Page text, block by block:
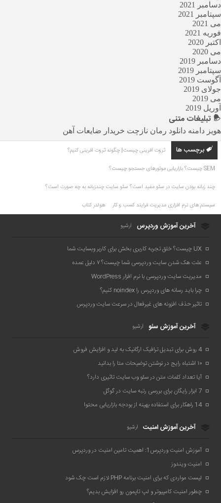
دسامبر 2021
سپتامبر 2021
می 2021
فوریه 2021
اکتبر 2020
می 2020
دسامبر 2019
سپتامبر 2019
آگوست 2019
جولای 2019
می 2019
آوریل 2019
تبلیغاتمتنی
هویز دامنه دانلود رمان نازچت خریدار ضایعات آهن
برچسب ها ثروت آفرینی چیست| چگونه ثروت آفرینی کنیم؟
SEM چیست؟ بازاریابی موتورهای جستجو چیست؟
چند زبانه بودن سایت در سئو مفید است؟ سئو سایت چندزبانه به چه صورت است؟
سیستم های نرم افزاری مدیریت فرایند کسب و کار هولدر کتاب
آخرین آموزش وردپرس آرشیو
UX چیست؟ خلق تجربه کاربری بخش برای کاربر وبسایت شما
علت هک شدن سایت وردپرسی شما چیست؟ ۷ دلیل عمده
مدیریت سایت وردپرسی با نرم افزار WordPress
چرا باید رسانه های وردپرس را noindex کنیم؟
تاثیر حذف افزونه های غیرفعال در سرعت سایت وردپرس
آخرین آموزش سئو آرشیو
4 روش برای تبدیل ترافیک ارگانیک به لید و افزایش فروش
۱۰ اشتباه رایج در نوشتن توضیحات متا را بدانید
آیا تعداد کلمات متن در سئو وب سایت تاثیری دارد؟
7 ابزار رایگان برای بررسی رتبه سایت در گوگل
14 راهکار برای استفاده بهینه از بودجه بازاریابی محتوا
آخرین آموزش امنیت آرشیو
آموزش امنیت وردپرس1: اهمیت تامین امنیت در وردپرس
امنیت ویندوز
لیست مواردی که برای امنیت برنامه PHP لازم است چک شود
چطور امنیت کامپیوتر و لپ تاپمون رو افزایش بدیم؟